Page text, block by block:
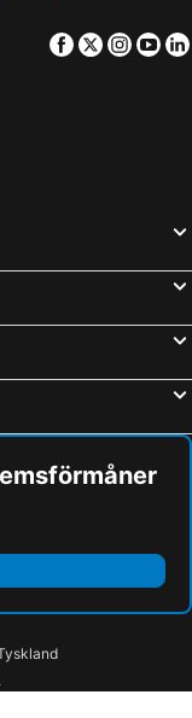
Facebook
Twitter